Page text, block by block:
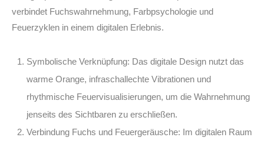
verbindet Fuchswahrnehmung, Farbpsychologie und
Feuerzyklen in einem digitalen Erlebnis.
Symbolische Verknüpfung: Das digitale Design nutzt das
warme Orange, infraschallechte Vibrationen und
rhythmische Feuervisualisierungen, um die Wahrnehmung
jenseits des Sichtbaren zu erschließen.
Verbindung Fuchs und Feuergeräusche: Im digitalen Raum